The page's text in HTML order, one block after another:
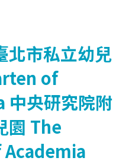
北市私立幼兒
of
中央研究院附
園 The